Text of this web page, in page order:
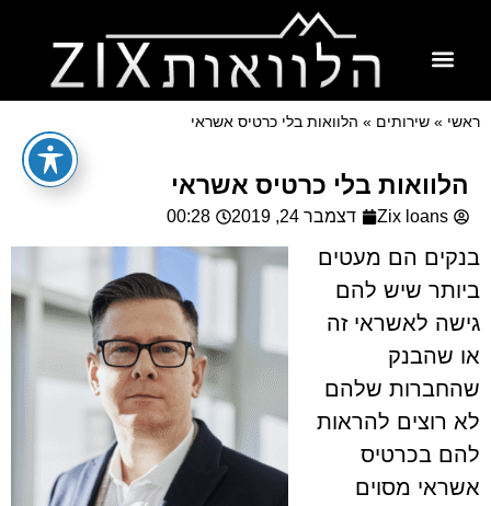
ראשי » שירותים » הלוואות בלי כרטיס אשראי
הלוואות בלי כרטיס אשראי
Zix loans דצמבר 24, 2019 00:28
בנקים הם מעטים
ביותר שיש להם
גישה לאשראי זה
או שהבנק
שהחברות שלהם
לא רוצים להראות
להם בכרטיס
אשראי מסוים